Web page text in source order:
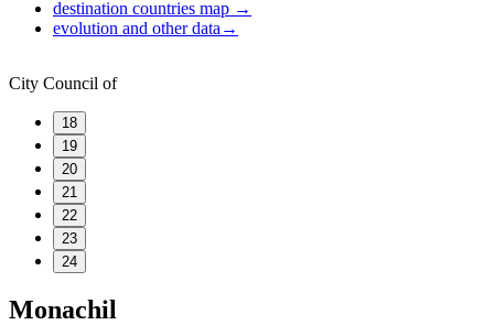
destination countries map →
evolution and other data→
City Council of
18
19
20
21
22
23
24
Monachil